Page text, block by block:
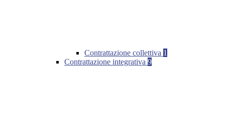
Contrattazione collettiva 1
Contrattazione integrativa 9